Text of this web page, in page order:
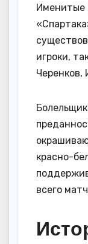
Именитые
игроки,
Черенков,
красно-
всего